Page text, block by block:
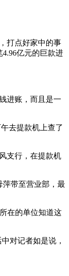
打点好家中的事
亿元的巨款进
进账，而且是一
去提款机上查了
支行，在提款机
萍带至营业部，最
在的单位知道这
对记者如是说，